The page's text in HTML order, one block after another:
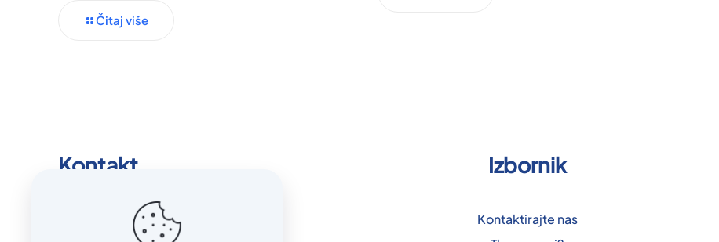
Čitaj više
Kontakt
info@bolnicaorasje.ba
Izbornik
Kontaktirajte nas